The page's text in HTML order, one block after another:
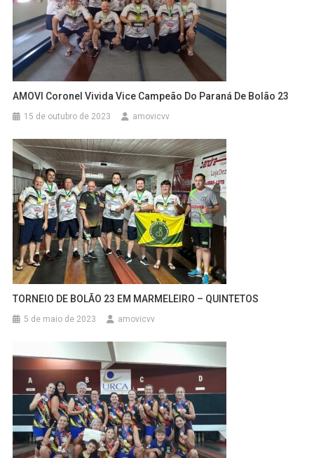
AMOVI Coronel Vivida Vice Campeão Do Paraná De Bolão 23
15 de outubro de 2023 amovicvv
TORNEIO DE BOLÃO 23 EM MARMELEIRO – QUINTETOS
5 de maio de 2023 amovicvv